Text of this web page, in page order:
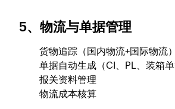
5、物流与单据管理
货物追踪（国内物流+国际物流）
单据自动生成（CI、PL、装箱单
报关资料管理
物流成本核算